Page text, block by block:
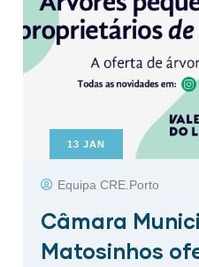
13 JAN
Equipa CRE.Porto
Câmara
Matosinhos